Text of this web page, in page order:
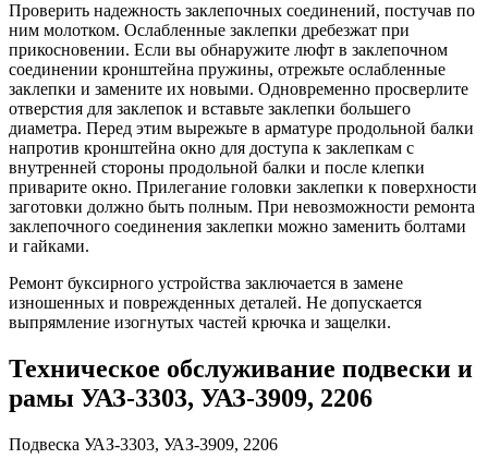
Проверить надежность заклепочных соединений, постучав по
ним молотком. Ослабленные заклепки дребезжат при
прикосновении. Если вы обнаружите люфт в заклепочном
соединении кронштейна пружины, отрежьте ослабленные
заклепки и замените их новыми. Одновременно просверлите
отверстия для заклепок и вставьте заклепки большего
диаметра. Перед этим вырежьте в арматуре продольной балки
напротив кронштейна окно для доступа к заклепкам с
внутренней стороны продольной балки и после клепки
приварите окно. Прилегание головки заклепки к поверхности
заготовки должно быть полным. При невозможности ремонта
заклепочного соединения заклепки можно заменить болтами
и гайками.
Ремонт буксирного устройства заключается в замене
изношенных и поврежденных деталей. Не допускается
выпрямление изогнутых частей крючка и защелки.
Техническое обслуживание подвески и
рамы УАЗ-3303, УАЗ-3909, 2206
Подвеска УАЗ-3303, УАЗ-3909, 2206